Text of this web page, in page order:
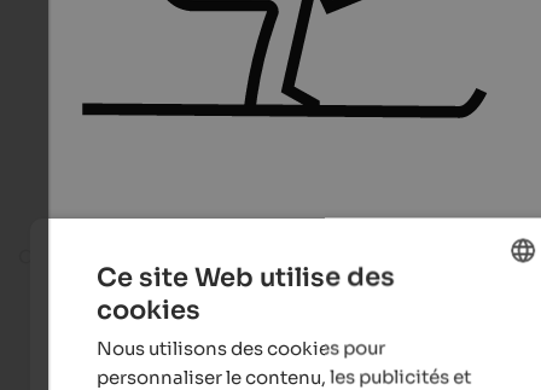
Ce site Web utilise des
cookies
Nous utilisons des cookies pour
personnaliser le contenu, les publicités et